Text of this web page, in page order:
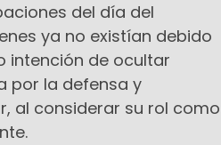
del día del
ya no existían debido
intención de ocultar
por la defensa y
al considerar su rol como